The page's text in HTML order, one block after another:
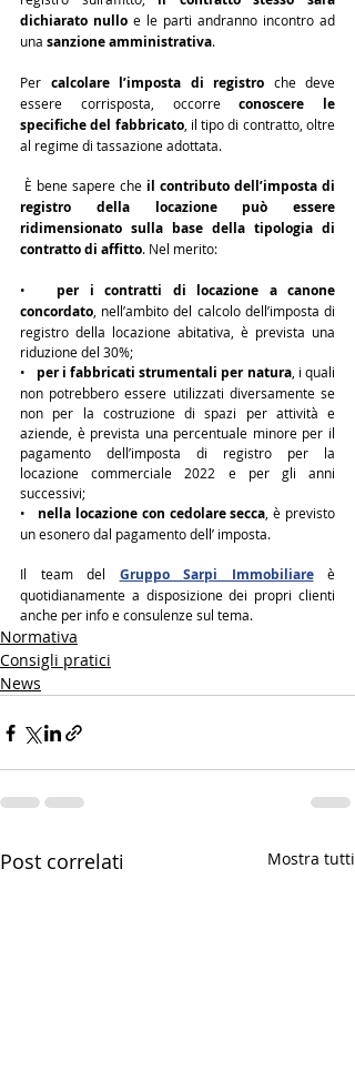
dichiarato nullo e le parti andranno incontro ad
una sanzione amministrativa.
Per calcolare l’imposta di registro che deve
essere corrisposta, occorre conoscere le
specifiche del fabbricato, il tipo di contratto, oltre
al regime di tassazione adottata.
È bene sapere che il contributo dell’imposta di
registro della locazione può essere
ridimensionato sulla base della tipologia di
contratto di affitto. Nel merito:
• per i contratti di locazione a canone
concordato, nell’ambito del calcolo dell’imposta di
registro della locazione abitativa, è prevista una
riduzione del 30%;
• per i fabbricati strumentali per natura, i quali
non potrebbero essere utilizzati diversamente se
non per la costruzione di spazi per attività e
aziende, è prevista una percentuale minore per il
pagamento dell’imposta di registro per la
locazione commerciale 2022 e per gli anni
successivi;
• nella locazione con cedolare secca, è previsto
un esonero dal pagamento dell’ imposta.
Il team del Gruppo Sarpi Immobiliare è
quotidianamente a disposizione dei propri clienti
anche per info e consulenze sul tema.
Normativa
Consigli pratici
News
Post correlati Mostra tutti